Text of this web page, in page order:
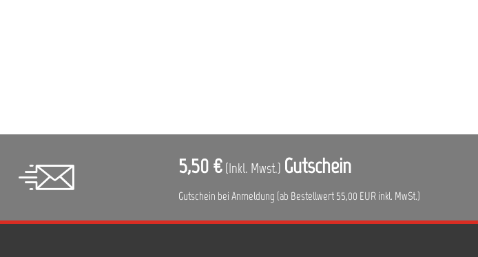
5,50 € (Inkl. Mwst.) Gutschein
Gutschein bei Anmeldung (ab Bestellwert 55,00 EUR inkl. MwSt.)